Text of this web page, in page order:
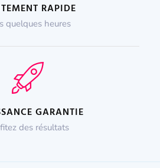
RAPIDE
quelques heures
GARANTIE
des résultats